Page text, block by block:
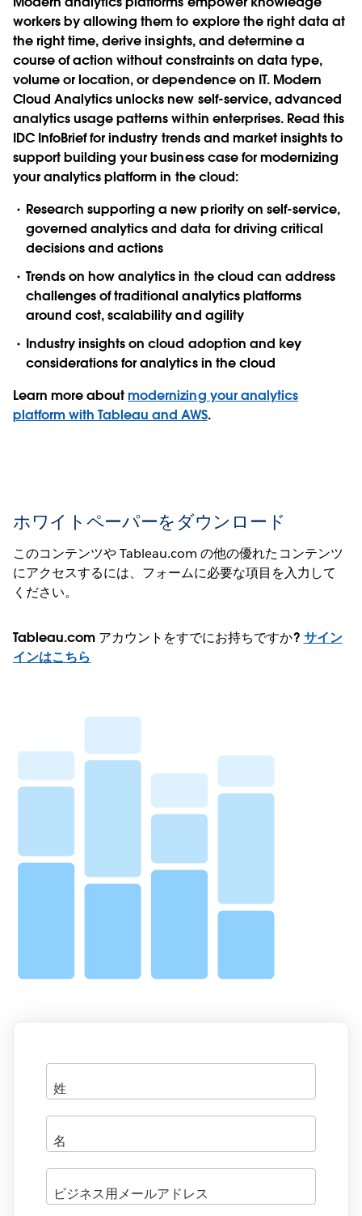
workers by allowing them to explore the right data at
the right time, derive insights, and determine a
course of action without constraints on data type,
volume or location, or dependence on IT. Modern
Cloud Analytics unlocks new self-service, advanced
analytics usage patterns within enterprises. Read this
IDC InfoBrief for industry trends and market insights to
support building your business case for modernizing
your analytics platform in the cloud:
Research supporting a new priority on self-service,
governed analytics and data for driving critical
decisions and actions
Trends on how analytics in the cloud can address
challenges of traditional analytics platforms
around cost, scalability and agility
Industry insights on cloud adoption and key
considerations for analytics in the cloud
Learn more aboutmodernizing your analytics
platform with Tableau and AWS.
ホワイトペーパーをダウンロード
このコンテンツや Tableau.com の他の優れたコンテンツ
にアクセスするには、フォームに必要な項目を入力して
ください。
Tableau.com アカウントをすでにお持ちですか? サイン
インはこちら